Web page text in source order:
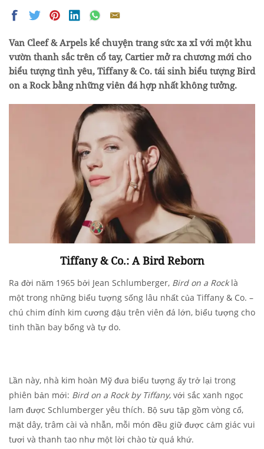
Van Cleef & Arpels kể chuyện trang sức xa xỉ với một khu
vườn thanh sắc trên cổ tay, Cartier mở ra chương mới cho
biểu tượng tình yêu, Tiffany & Co. tái sinh biểu tượng Bird
on a Rock bằng những viên đá hợp nhất không tưởng.
Tiffany & Co.: A Bird Reborn
Ra đời năm 1965 bởi Jean Schlumberger, Bird on a Rocklà
một trong những biểu tượng sống lâu nhất của Tiffany & Co. –
chú chim đính kim cương đậu trên viên đá lớn, biểu tượng cho
tinh thần bay bổng và tự do.
Lần này, nhà kim hoàn Mỹ đưa biểu tượng ấy trở lại trong
phiên bản mới: Bird on a Rock by Tiffany, với sắc xanh ngọc
lam được Schlumberger yêu thích. Bộ sưu tập gồm vòng cổ,
mặt dây, trâm cài và nhẫn, mỗi món đều giữ được cảm giác vui
tươi và thanh tao như một lời chào từ quá khứ.